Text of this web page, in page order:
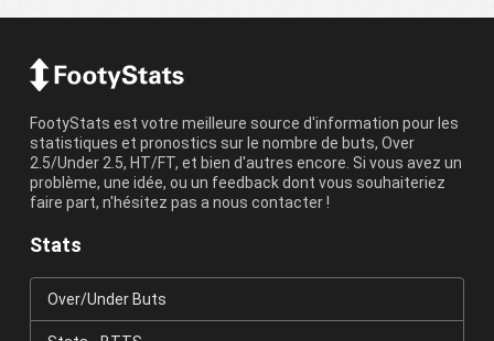
FootyStats est votre meilleure source d'information pour les
statistiques et pronostics sur le nombre de buts, Over
2.5/Under 2.5, HT/FT, et bien d'autres encore. Si vous avez un
problème, une idée, ou un feedback dont vous souhaiteriez
faire part, n'hésitez pas a nous contacter !
Stats
Over/Under Buts